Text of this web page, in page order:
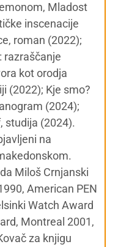
Mladost
inscenacije
roman (2022);
razraščanje
kot orodja
(2022); Kje smo?
(2024);
studija (2024).
na
Miloš Crnjanski
American PEN
Watch Award
Montreal 2001,
za knjigu